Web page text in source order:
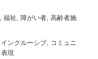
福祉 障がい者 高齢者施
インクルーシブ
コミュニ
表現